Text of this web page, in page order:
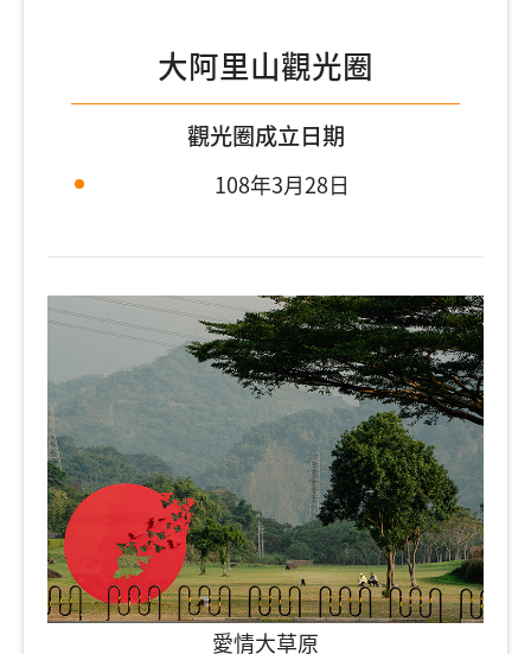
大阿里山觀光圈
觀光圈成立日期
108年3月28日
愛情大草原